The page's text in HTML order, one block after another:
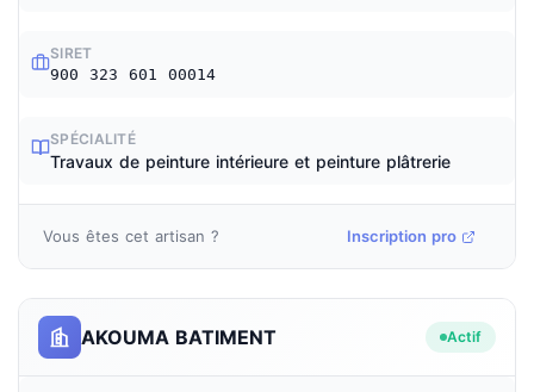
SIRET
900 323 601 00014
SPÉCIALITÉ
Travaux de peinture intérieure et peinture plâtrerie
Vous êtes cet artisan ? Inscription pro
AKOUMA BATIMENT Actif